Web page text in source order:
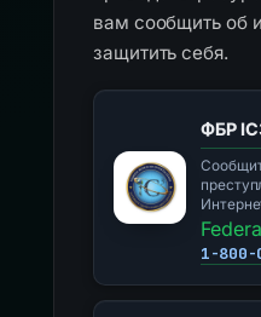
вам сообщить об
защитить себя.
ФБР
1-800-